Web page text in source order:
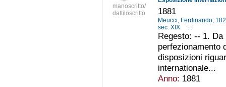
manoscritto/
dattiloscritto
1881
Meucci, Ferdinando,
sec. XIX.
...
Regesto: -- 1.
perfezionamento
disposizioni
internationale...
Anno: 1881